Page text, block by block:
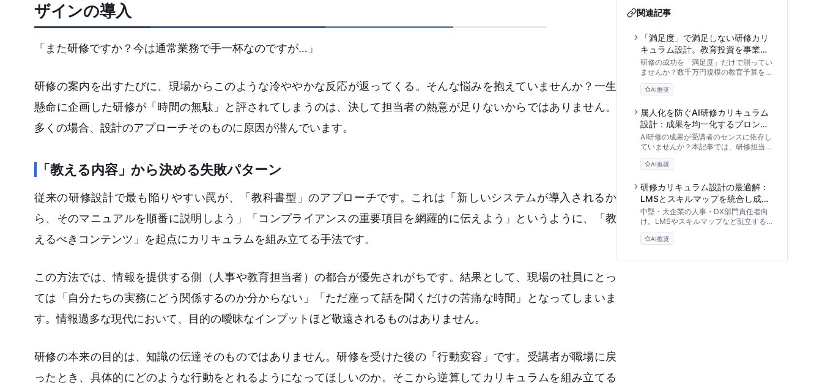
ザインの導入
「また研修ですか？今は通常業務で手一杯なのですが…」
研修の案内を出すたびに、現場からこのような冷ややかな反応が返ってくる。そんな悩みを抱えていませんか？一生
懸命に企画した研修が「時間の無駄」と評されてしまうのは、決して担当者の熱意が足りないからではありません。
多くの場合、設計のアプローチそのものに原因が潜んでいます。
「教える内容」から決める失敗パターン
従来の研修設計で最も陥りやすい罠が、「教科書型」のアプローチです。これは「新しいシステムが導入されるか
ら、そのマニュアルを順番に説明しよう」「コンプライアンスの重要項目を網羅的に伝えよう」というように、「教
えるべきコンテンツ」を起点にカリキュラムを組み立てる手法です。
この方法では、情報を提供する側（人事や教育担当者）の都合が優先されがちです。結果として、現場の社員にとっ
ては「自分たちの実務にどう関係するのか分からない」「ただ座って話を聞くだけの苦痛な時間」となってしまいま
す。情報過多な現代において、目的の曖昧なインプットほど敬遠されるものはありません。
研修の本来の目的は、知識の伝達そのものではありません。研修を受けた後の「行動変容」です。受講者が職場に戻
ったとき、具体的にどのような行動をとれるようになってほしいのか。そこから逆算してカリキュラムを組み立てる
関連記事
「満足度」で満足しない研修カリ
キュラム設計。教育投資を事業成
果へ直結させるROI算出とエビデ
ンス構築
研修の成功を「満足度」だけで測ってい
ませんか？数千万円規模の教育予算を執
行する責任者向けに、カークパトリッ
ク・モデルを応用した4段階のKPI設
納得させる研修ROI算出シミュレーショ
ンなど、エビデンスに基づくカリキュラ
ム設計指針を解説します。
AI推奨
属人化を防ぐAI研修カリキュラム
設計：成果を均一化するプロンプ
トテンプレートと評価手法
AI研修の成果が受講者のセンスに依存し
ていませんか？本記事では、研修担当者
向けに「プロンプトの標準化」を軸とし
たカリキュラム設計の理論と実践的なテ
ンプトまで、明日から使える体系的な教
育アプローチを提供します。
AI推奨
研修カリキュラム設計の最適解：
LMSとスキルマップを統合し成果
を可視化する実践ガイド
中堅・大企業の人事・DX部門責任者向
け。LMSやスキルマップなど乱立する
研修システムを統合し、研修カリキュラ
ム設計を最適化する実践アプローチを解
最大化するためのアーキテクチャ設計か
AI推奨